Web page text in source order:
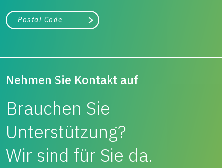
Stadt, Bundesland
Suche
Nehmen Sie Kontakt auf
Brauchen Sie
Unterstützung?
Wir sind für Sie da.